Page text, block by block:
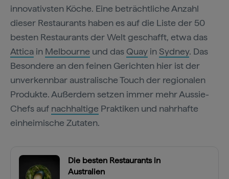
innovativsten Köche. Eine beträchtliche Anzahl
dieser Restaurants haben es auf die Liste der 50
besten Restaurants der Welt geschafft, etwa das
Attica in Melbourne und das Quay inSydney. Das
Besondere an den feinen Gerichten hier ist der
unverkennbar australische Touch der regionalen
Produkte. Außerdem setzen immer mehr Aussie-
Chefs auf nachhaltige Praktiken und nahrhafte
einheimische Zutaten.
Die besten Restaurants in
Australien